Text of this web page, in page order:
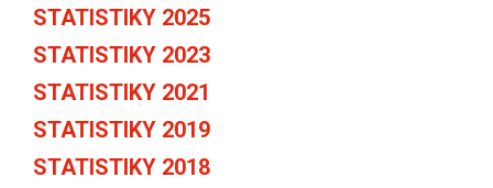
STATISTIKY 2025
STATISTIKY 2023
STATISTIKY 2021
STATISTIKY 2019
STATISTIKY 2018